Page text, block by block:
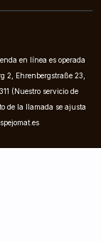
en línea es operada
2, Ehrenbergstraße 23,
(Nuestro servicio de
de la llamada se ajusta